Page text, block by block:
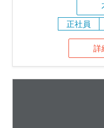
正社員
詳